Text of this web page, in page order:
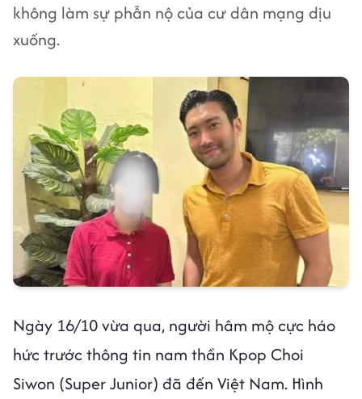
không làm sự phẫn nộ của cư dân mạng dịu
xuống.
Ngày 16/10 vừa qua, người hâm mộ cực háo
hức trước thông tin nam thần Kpop Choi
Siwon (Super Junior) đã đến Việt Nam. Hình